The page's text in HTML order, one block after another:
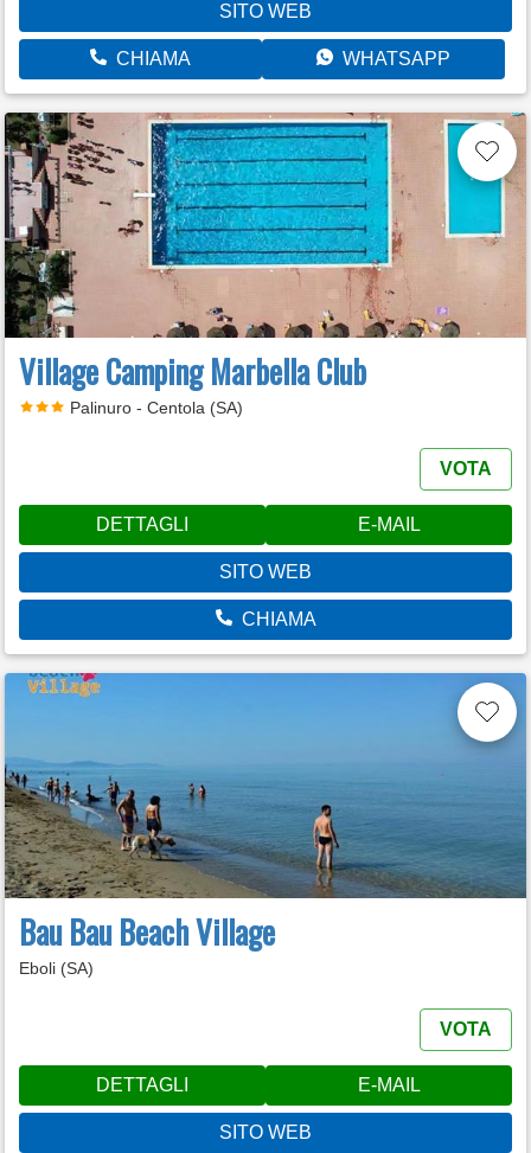
SITO WEB
CHIAMA WHATSAPP
Village Camping Marbella Club
Palinuro - Centola (SA)
VOTA
DETTAGLI E-MAIL
SITO WEB
CHIAMA
Bau Bau Beach Village
Eboli (SA)
VOTA
DETTAGLI E-MAIL
SITO WEB